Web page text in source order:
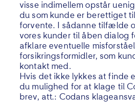
visse indimellem opstår
du som kunde er berettiget
forvente. I sådanne tilfælde
vores kunder til åben dialog
afklare eventuelle
forsikringsformidler, som
kontakt med.
Hvis det ikke lykkes at finde
du mulighed for at klage til
brev, att.: Codans